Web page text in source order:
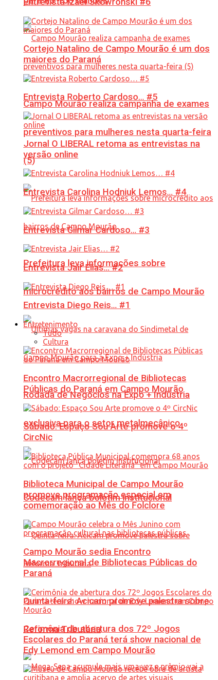
Campo Mourão realiza campanha de exames
preventivos para mulheres nesta quarta-feira
(5)
Prefeitura leva informações sobre
microcrédito aos bairros de Campo Mourão
Rodada de Negócios na Expo + Indústria
exclusiva para o setor metalmecânico
Codecam lança boletim institucional
Quinta-feira: Acicam promove palestra sobre
Reforma Tributária
Cortejo Natalino de Campo Mourão é um dos
maiores do Paraná
Entrevista Roberto Cardoso… #5
Jornal O LIBERAL retoma as entrevistas na
versão online
Entrevista Carolina Hodniuk Lemos… #4
Entrevista Gilmar Cardoso… #3
Entrevista Jair Elias… #2
Entrevista Diego Reis… #1
Entretenimento
Tudo
Cultura
Encontro Macrorregional de Bibliotecas
Públicas do Paraná em Campo Mourão
Sábado: Espaço Sou Arte promove o 4º
CircNic
Biblioteca Municipal de Campo Mourão
promove programação especial em
comemoração ao Mês do Folclore
Campo Mourão sedia Encontro
Macrorregional de Bibliotecas Públicas do
Paraná
Cerimônia de abertura dos 72º Jogos
Escolares do Paraná terá show nacional de
Edy Lemond em Campo Mourão